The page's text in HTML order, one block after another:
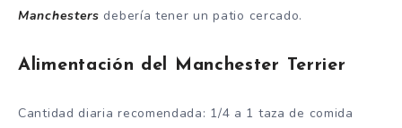
Manchesters debería tener un patio cercado.
Alimentación del Manchester Terrier
Cantidad diaria recomendada: 1/4 a 1 taza de comida